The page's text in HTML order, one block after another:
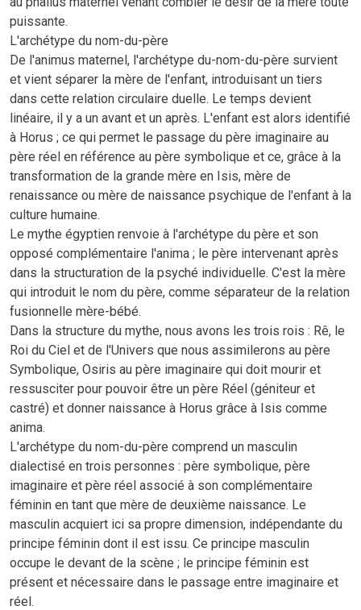
puissante.
L'archétype du nom-du-père
De l'animus maternel, l'archétype du-nom-du-père survient
et vient séparer la mère de l'enfant, introduisant un tiers
dans cette relation circulaire duelle. Le temps devient
linéaire, il y a un avant et un après. L'enfant est alors identifié
à Horus ; ce qui permet le passage du père imaginaire au
père réel en référence au père symbolique et ce, grâce à la
transformation de la grande mère en Isis, mère de
renaissance ou mère de naissance psychique de l'enfant à la
culture humaine.
Le mythe égyptien renvoie à l'archétype du père et son
opposé complémentaire l'anima ; le père intervenant après
dans la structuration de la psyché individuelle. C'est la mère
qui introduit le nom du père, comme séparateur de la relation
fusionnelle mère-bébé.
Dans la structure du mythe, nous avons les trois rois : Rê, le
Roi du Ciel et de l'Univers que nous assimilerons au père
Symbolique, Osiris au père imaginaire qui doit mourir et
ressusciter pour pouvoir être un père Réel (géniteur et
castré) et donner naissance à Horus grâce à Isis comme
anima.
L'archétype du nom-du-père comprend un masculin
dialectisé en trois personnes : père symbolique, père
imaginaire et père réel associé à son complémentaire
féminin en tant que mère de deuxième naissance. Le
masculin acquiert ici sa propre dimension, indépendante du
principe féminin dont il est issu. Ce principe masculin
occupe le devant de la scène ; le principe féminin est
présent et nécessaire dans le passage entre imaginaire et
réel.